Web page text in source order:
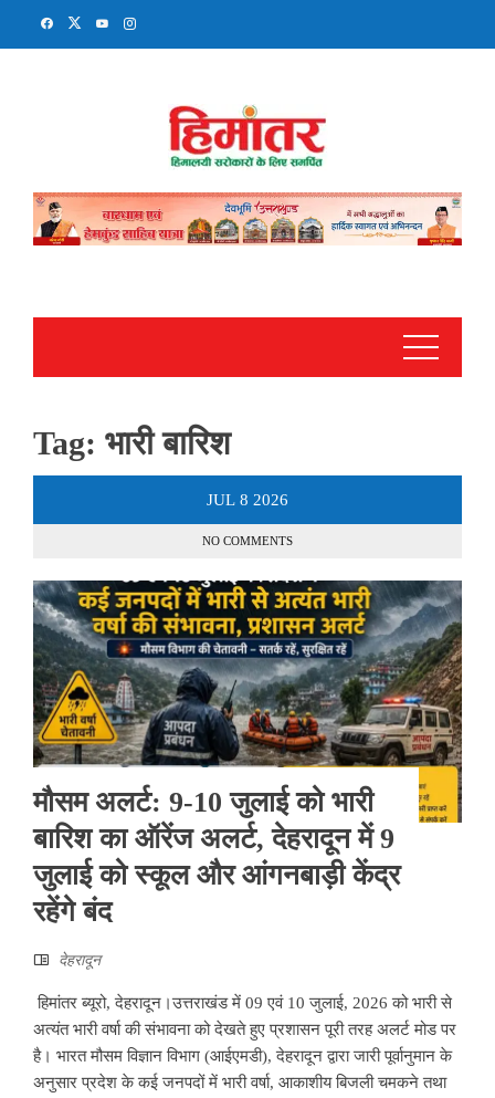
Tag: भारी बारिश
JUL 8 2026
NO COMMENTS
मौसम अलर्ट: 9-10 जुलाई को भारी
बारिश का ऑरेंज अलर्ट, देहरादून में 9
जुलाई को स्कूल और आंगनबाड़ी केंद्र
रहेंगे बंद
देहरादून
हिमांतर ब्यूरो, देहरादून।उत्तराखंड में 09 एवं 10 जुलाई, 2026 को भारी से
अत्यंत भारी वर्षा की संभावना को देखते हुए प्रशासन पूरी तरह अलर्ट मोड पर
है। भारत मौसम विज्ञान विभाग (आईएमडी), देहरादून द्वारा जारी पूर्वानुमान के
अनुसार प्रदेश के कई जनपदों में भारी वर्षा, आकाशीय बिजली चमकने तथा